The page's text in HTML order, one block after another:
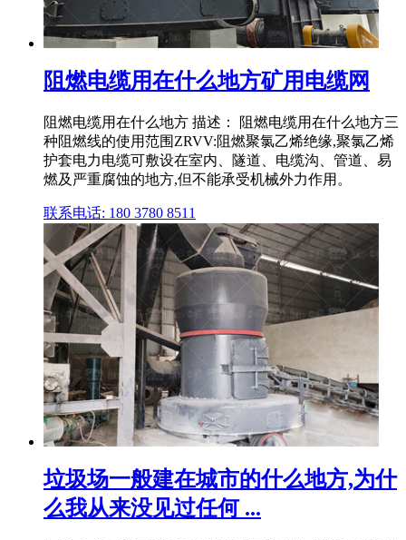
阻燃电缆用在什么地方矿用电缆网
阻燃电缆用在什么地方 描述： 阻燃电缆用在什么地方三
种阻燃线的使用范围ZRVV:阻燃聚氯乙烯绝缘,聚氯乙烯
护套电力电缆可敷设在室内、隧道、电缆沟、管道、易
燃及严重腐蚀的地方,但不能承受机械外力作用。
联系电话: 180 3780 8511
垃圾场一般建在城市的什么地方,为什
么我从来没见过任何 ...